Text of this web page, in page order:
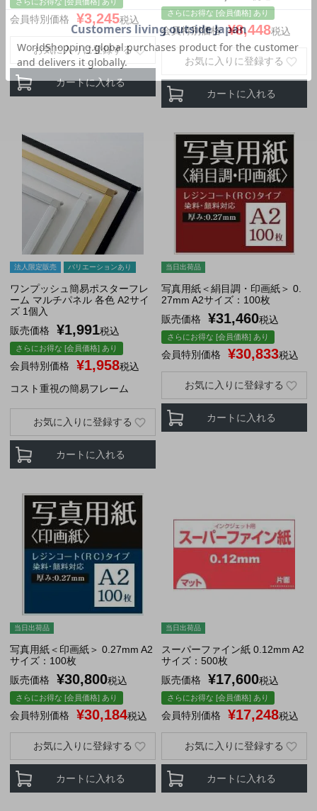
さらにお得な [会員価格] あり
会員特別価格 ¥3,245税込
カートに入れる
お気に入りに登録する
さらにお得な [会員価格] あり
会員特別価格 ¥8,448税込
カートに入れる
お気に入りに登録する
法人限定販売 バリエーションあり
ワンプッシュ簡易ポスターフレ
ーム マルチパネル 各色 A2サイ
ズ 1個入
販売価格
¥1,991税込
さらにお得な [会員価格] あり
会員特別価格 ¥1,958税込
コスト重視の簡易フレーム
カートに入れる
お気に入りに登録する
当日出荷品
写真用紙＜絹目調・印画紙＞ 0.
27mm A2サイズ：100枚
販売価格
¥31,460税込
さらにお得な [会員価格] あり
会員特別価格 ¥30,833税込
カートに入れる
お気に入りに登録する
当日出荷品
写真用紙＜印画紙＞ 0.27mm A2
サイズ：100枚
販売価格
¥30,800税込
さらにお得な [会員価格] あり
会員特別価格 ¥30,184税込
カートに入れる
お気に入りに登録する
当日出荷品
スーパーファイン紙 0.12mm A2
サイズ：500枚
販売価格
¥17,600税込
さらにお得な [会員価格] あり
会員特別価格 ¥17,248税込
カートに入れる
お気に入りに登録する